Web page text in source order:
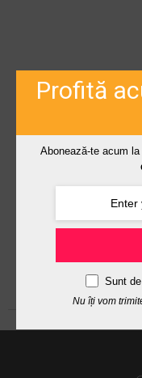
Profită
Abonează-te acum
Sunt
Nu îți vom